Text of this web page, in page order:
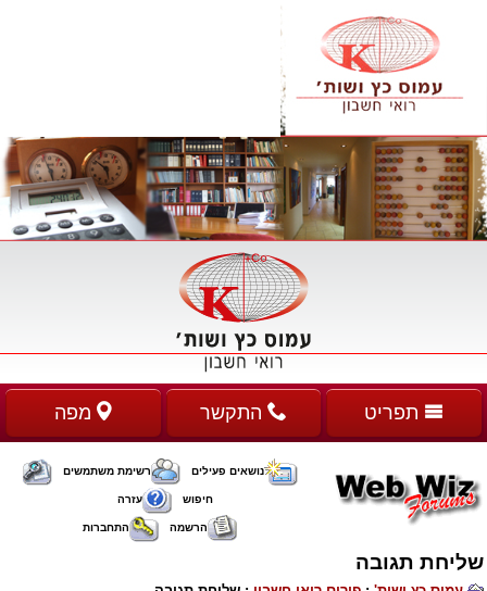
תפריט התקשר מפה
נושאים פעילים רשימת משתמשים
חיפוש עזרה
הרשמה התחברות
שליחת תגובה